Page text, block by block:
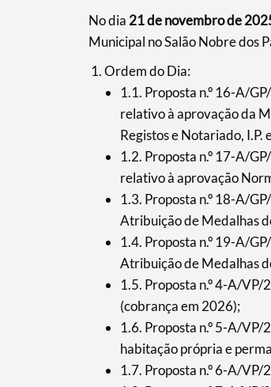
Termo de
Categorias
Filtros
No dia 21 de novembro de
Municipal no Salão Nobre dos
Ordem do Dia:
1.1. Proposta n.º 16-A/
relativo à aprovação da
Registos e Notariado, I.P.
1.2. Proposta n.º 17-A/
relativo à aprovação
1.3. Proposta n.º 18-A/
Atribuição de Medalhas
1.4. Proposta n.º 19-A/
Atribuição de Medalhas
1.5. Proposta n.º 4-A/
(cobrança em 2026);
1.6. Proposta n.º 5-A/
habitação própria e
1.7. Proposta n.º 6-A/